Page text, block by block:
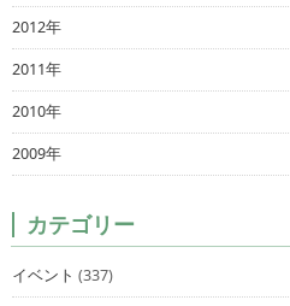
2012年
2011年
2010年
2009年
カテゴリー
イベント (337)